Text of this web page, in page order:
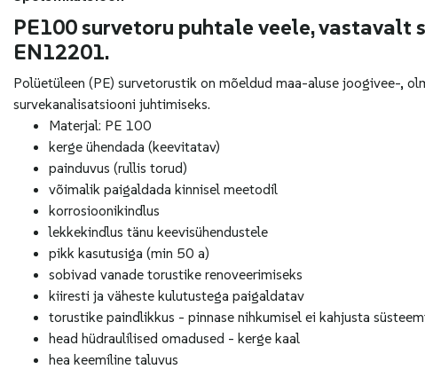
PE100 survetoru puhtale veele, vastavalt
EN12201.
Polüetüleen (PE) survetorustik on mõeldud maa-aluse joogivee-,
survekanalisatsiooni juhtimiseks.
Materjal: PE 100
kerge ühendada (keevitatav)
painduvus (rullis torud)
võimalik paigaldada kinnisel meetodil
korrosioonikindlus
lekkekindlus tänu keevisühendustele
pikk kasutusiga (min 50 a)
sobivad vanade torustike renoveerimiseks
kiiresti ja väheste kulutustega paigaldatav
torustike paindlikkus - pinnase nihkumisel ei kahjusta
head hüdraulilised omadused - kerge kaal
hea keemiline taluvus